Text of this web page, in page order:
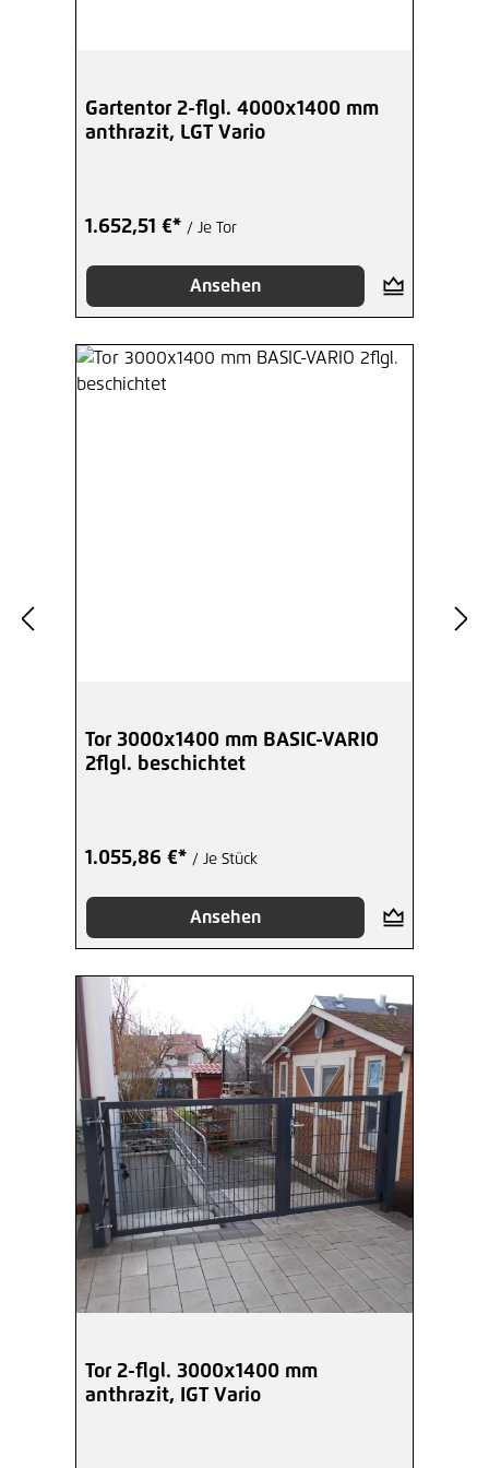
Gartentor 2-flgl. 4000x1400 mm
anthrazit, LGT Vario
1.652,51 €* / Je Tor
Ansehen
Tor 3000x1400 mm BASIC-VARIO
2flgl. beschichtet
1.055,86 €* / Je Stück
Ansehen
Tor 2-flgl. 3000x1400 mm
anthrazit, IGT Vario